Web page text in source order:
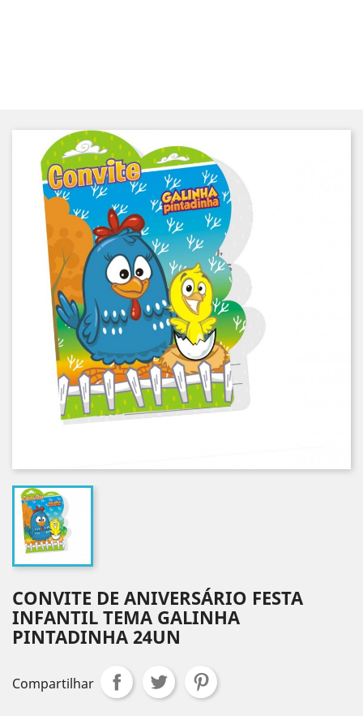
CONVITE DE ANIVERSÁRIO FESTA
INFANTIL TEMA GALINHA
PINTADINHA 24UN
Compartilhar